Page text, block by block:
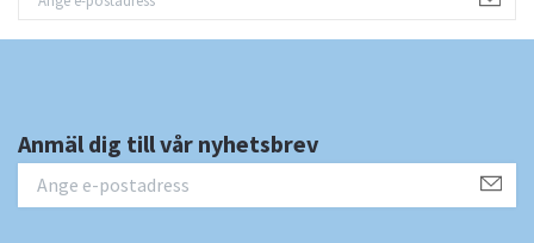
Anmäl dig till vår nyhetsbrev